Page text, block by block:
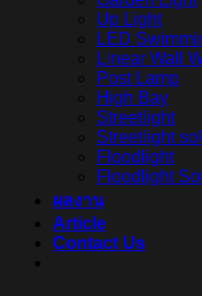
Up Light
LED
Linear Wall
Post Lamp
High Bay
Streetlight
Streetlight
Floodlight
Floodlight
ผลงาน
Article
Contact Us